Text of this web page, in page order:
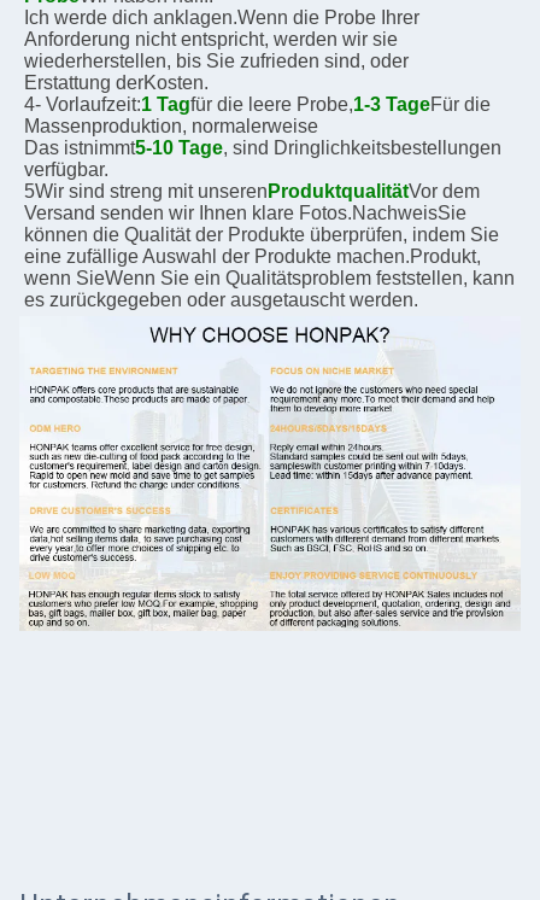
Ich werde dich anklagen.Wenn die Probe Ihrer
Anforderung nicht entspricht, werden wir sie
wiederherstellen, bis Sie zufrieden sind, oder
Erstattung derKosten.
4- Vorlaufzeit:1 Tagfür die leere Probe,1-3 TageFür die
Massenproduktion, normalerweise
Das istnimmt5-10 Tage, sind Dringlichkeitsbestellungen
verfügbar.
5Wir sind streng mit unseren ProduktqualitätVor dem
Versand senden wir Ihnen klare Fotos.NachweisSie
können die Qualität der Produkte überprüfen, indem Sie
eine zufällige Auswahl der Produkte machen.Produkt,
wenn SieWenn Sie ein Qualitätsproblem feststellen, kann
es zurückgegeben oder ausgetauscht werden.